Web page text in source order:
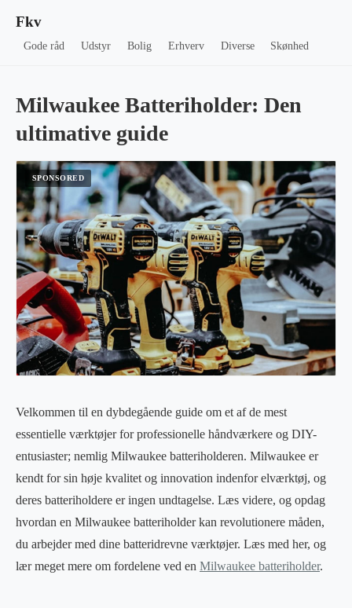
Fkv
Gode råd Udstyr Bolig Erhverv Diverse Skønhed
Milwaukee Batteriholder: Den
ultimative guide
Velkommen til en dybdegående guide om et af de mest
essentielle værktøjer for professionelle håndværkere og DIY-
entusiaster; nemlig Milwaukee batteriholderen. Milwaukee er
kendt for sin høje kvalitet og innovation indenfor elværktøj, og
deres batteriholdere er ingen undtagelse. Læs videre, og opdag
hvordan en Milwaukee batteriholder kan revolutionere måden,
du arbejder med dine batteridrevne værktøjer. Læs med her, og
lær meget mere om fordelene ved en Milwaukee batteriholder.